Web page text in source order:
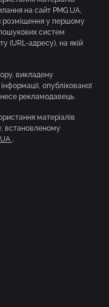
на сайт PMG.UA,
розміщення у першому
систем
(URL-адресу), на якій
викладену
опублікованої
несе рекламодавець.
матеріалів
встановленому
.